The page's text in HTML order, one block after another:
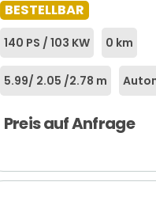
BESTELLBAR
140 PS / 103 KW 0 km
5.99/ 2.05 /2.78 m
Preis auf Anfrage